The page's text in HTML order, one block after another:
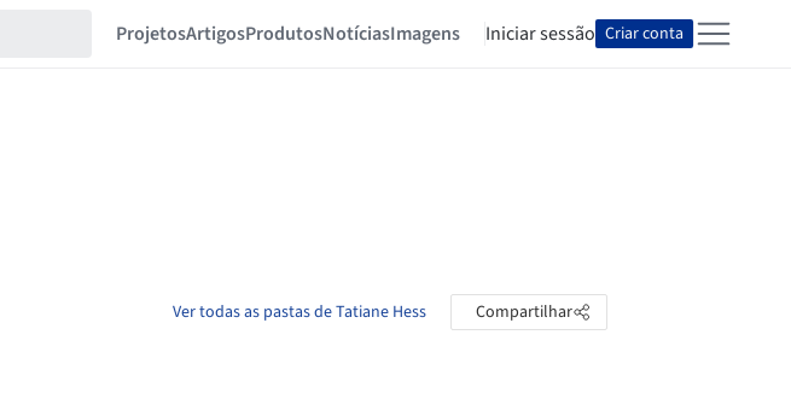
ProjetosArtigosProdutosNotíciasImagens Iniciar sessão Criar conta
Ver todas as pastas de Tatiane Hess Compartilhar